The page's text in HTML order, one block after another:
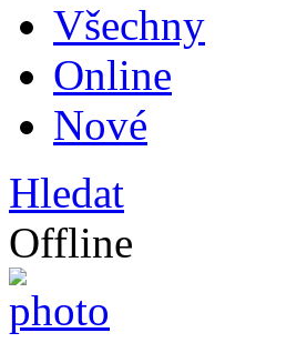
Všechny
Online
Nové
Hledat
Offline